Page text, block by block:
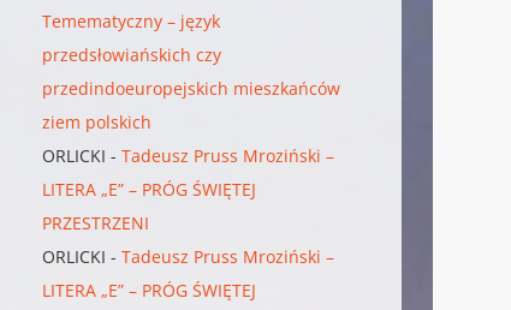
Temematyczny – język
przedsłowiańskich czy
przedindoeuropejskich mieszkańców
ziem polskich
ORLICKI -Tadeusz Pruss Mroziński –
LITERA „E” – PRÓG ŚWIĘTEJ
PRZESTRZENI
ORLICKI -Tadeusz Pruss Mroziński –
LITERA „E” – PRÓG ŚWIĘTEJ